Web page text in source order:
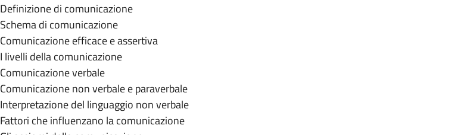
Definizione di comunicazione
Schema di comunicazione
Comunicazione efficace e assertiva
I livelli della comunicazione
Comunicazione verbale
Comunicazione non verbale e paraverbale
Interpretazione del linguaggio non verbale
Fattori che influenzano la comunicazione